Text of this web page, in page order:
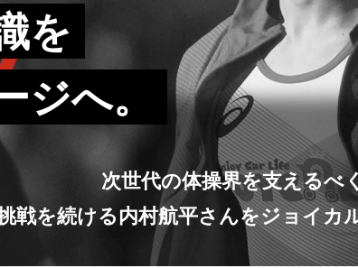
を
ジへ。
次世代の体操界を支えるべ
戦を続ける内村航平さんをジョイカ